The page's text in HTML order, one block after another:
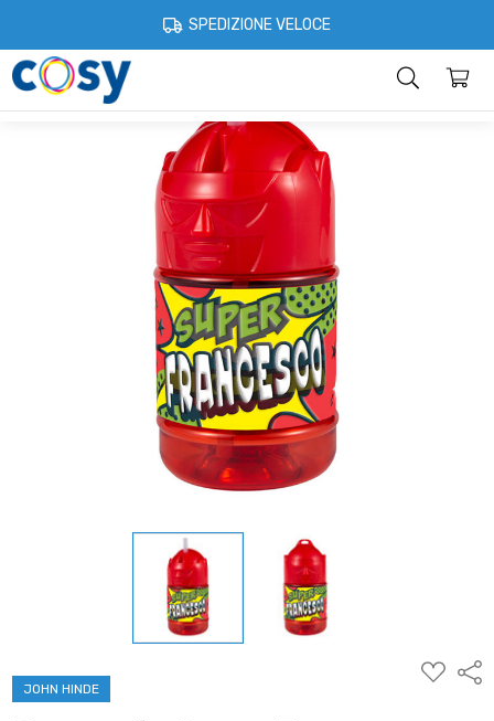
SPEDIZIONE VELOCE
Tazze borracce e piatti Borracce con nome o dedica
JOHN HINDE
ALLA
Account Contatti Informazioni